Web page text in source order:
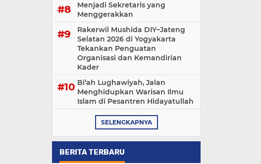
Menjadi Sekretaris yang
Menggerakkan
Rakerwil Mushida DIY–Jateng
Selatan 2026 di Yogyakarta
Tekankan Penguatan
Organisasi dan Kemandirian
Kader
Bi’ah Lughawiyah, Jalan
Menghidupkan Warisan Ilmu
Islam di Pesantren Hidayatullah
SELENGKAPNYA
BERITA TERBARU